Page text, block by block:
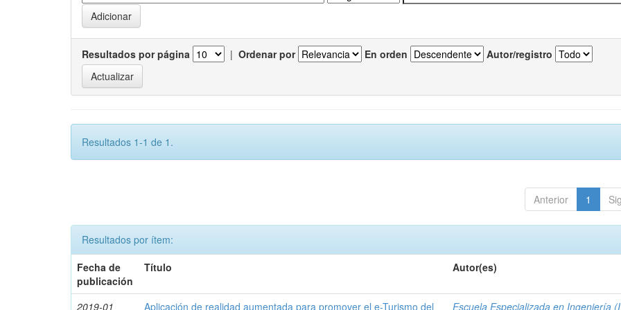
Resultados por página | Ordenar por En orden Autor/registro
Resultados 1-1 de 1.
Anterior 1
Resultados por ítem:
Fecha de
publicación
Título Autor(es)
2019-01 Aplicación de realidad aumentada para promover el e-Turismo del Escuela Especializada en Ingeniería